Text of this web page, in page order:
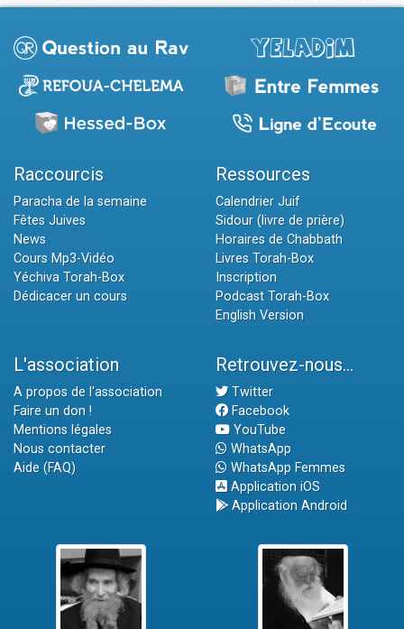
Raccourcis
Paracha de la semaine
Fêtes Juives
News
Cours Mp3-Vidéo
Yéchiva Torah-Box
Dédicacer un cours
Ressources
Calendrier Juif
Sidour (livre de prière)
Horaires de Chabbath
Livres Torah-Box
Inscription
Podcast Torah-Box
English Version
L'association
A propos de l'association
Faire un don !
Mentions légales
Nous contacter
Aide (FAQ)
Retrouvez-nous...
Twitter
Facebook
YouTube
WhatsApp
WhatsApp Femmes
Application iOS
Application Android